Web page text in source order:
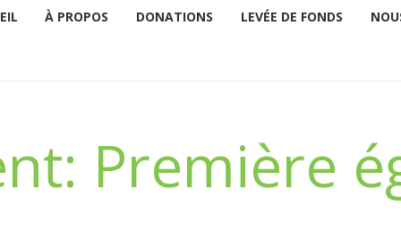
À PROPOS DONATIONS LEVÉE DE FONDS
Première